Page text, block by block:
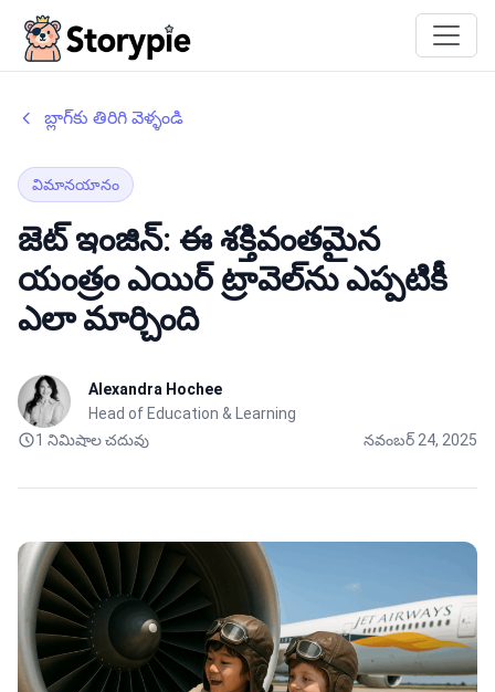
బ్లాగ్‌కు తిరిగి వెళ్ళండి
విమానయానం
జెట్ ఇంజిన్: ఈ శక్తివంతమైన
యంత్రం ఎయిర్ ట్రావెల్‌ను ఎప్పటికీ
ఎలా మార్చింది
Alexandra Hochee
Head of Education & Learning
1 నిమిషాల చదువు
నవంబర్ 24, 2025